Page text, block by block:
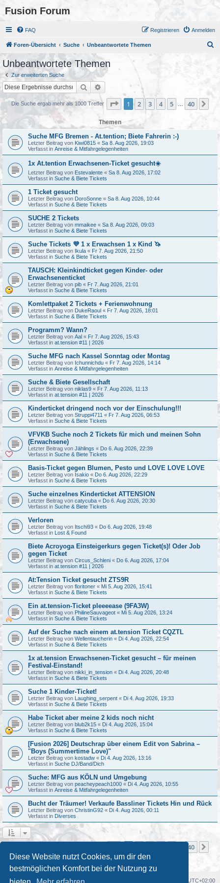
Diese Website nutzt Cookies, um dir den
bestmöglichen Komfort bei der Nutzung zu
Fusion Forum
FAQ Anmelden
Registrieren
Foren-Übersicht Suche Unbeantwortete Themen
Unbeantwortete Themen
Zur erweiterten Suche
Suche Erweiterte Suche
Die Suche ergab mehr als 1000 Treffer Seite 1von 40
1 2 3 4 5 40
Themen
Suche MFG Bremen - At.tention; Biete Fahrerin :-)
Letzter Beitrag von Kiwi0815 « Sa 8. Aug 2026, 19:03
Verfasst in Anreise & Mitfahrgelegenheiten
1x At.tention Erwachsenen-Ticket gesucht☀️
Letzter Beitrag von Estevalente « Sa 8. Aug 2026, 17:02
Verfasst in Suche & Biete Tickets
1 Ticket gesucht
Letzter Beitrag von DoroSonne « Sa 8. Aug 2026, 10:44
Verfasst in Suche & Biete Tickets
SUCHE 2 Tickets
Letzter Beitrag von mmaikee « Sa 8. Aug 2026, 09:03
Verfasst in Suche & Biete Tickets
Suche Tickets 💜 1 x Erwachsen 1 x Kind 🦄
Letzter Beitrag von Ikula « Fr 7. Aug 2026, 21:50
Verfasst in Suche & Biete Tickets
TAUSCH: Kleinkindticket gegen Kinder- oder
Erwachsenenticket
Letzter Beitrag von pib « Fr 7. Aug 2026, 21:01
Verfasst in Suche & Biete Tickets
Komlettpaket 2 Tickets + Ferienwohnung
Letzter Beitrag von DukeRaoul « Fr 7. Aug 2026, 18:01
Verfasst in Suche & Biete Tickets
Programm? Wann?
Letzter Beitrag von Aal « Fr 7. Aug 2026, 15:43
Verfasst in at.tension #11 | 2026
Suche MFG nach Kassel Sonntag oder Montag
Letzter Beitrag von Ichunnichdu « Fr 7. Aug 2026, 14:14
Verfasst in Anreise & Mitfahrgelegenheiten
Suche & Biete Gesellschaft
Letzter Beitrag von niklas9 « Fr 7. Aug 2026, 11:13
Verfasst in at.tension #11 | 2026
Kinderticket dringend noch vor der Einschulung!!!
Letzter Beitrag von Struppi4711 « Fr 7. Aug 2026, 06:53
Verfasst in Suche & Biete Tickets
VFVKB Suche noch 2 Tickets für mich und meinen Sohn
(Erwachsene)
Letzter Beitrag von Jählings « Do 6. Aug 2026, 22:39
Verfasst in Suche & Biete Tickets
Basis-Ticket gegen Blumen, Pesto und LOVE LOVE LOVE
Letzter Beitrag von Isakio « Do 6. Aug 2026, 22:29
Verfasst in Suche & Biete Tickets
Suche einzelnes Kinderticket ATTENSION
Letzter Beitrag von catycuba « Do 6. Aug 2026, 20:30
Verfasst in Suche & Biete Tickets
Verloren
Letzter Beitrag von Itschi93 « Do 6. Aug 2026, 19:48
Verfasst in Lost & Found
Biete Acroyoga Einsteigerkurs gegen Ticket(s)! Oder Job
gegen Ticket
Letzter Beitrag von Circus_Schleni « Do 6. Aug 2026, 17:04
Verfasst in at.tension #11 | 2026
At:Tension Ticket gesucht ZTS9R
Letzter Beitrag von floritoner « Mi 5. Aug 2026, 15:41
Verfasst in Suche & Biete Tickets
Ein at.tension-Ticket pleeeease (9FA3W)
Letzter Beitrag von PhilineSauvageot « Mi 5. Aug 2026, 13:24
Verfasst in Suche & Biete Tickets
Auf der Suche nach einem at.tension Ticket CQZTL
Letzter Beitrag von Wellentaucherin « Di 4. Aug 2026, 22:54
Verfasst in Suche & Biete Tickets
1x at.tension Erwachsenen-Ticket gesucht – für meinen
Festival-Einstand!
Letzter Beitrag von nikki_in_tension « Di 4. Aug 2026, 20:48
Verfasst in Suche & Biete Tickets
Suche 1 Kinder-Ticket!
Letzter Beitrag von Laughing_serpent « Di 4. Aug 2026, 19:33
Verfasst in Suche & Biete Tickets
Habe Ticket aber meine 2 kids noch nicht
Letzter Beitrag von blub2k15 « Di 4. Aug 2026, 15:04
Verfasst in Suche & Biete Tickets
[Fusion 2026] Deutschrap über einem Edit von Sabrina –
"Boys (Summertime Love)"
Letzter Beitrag von kostadw « Di 4. Aug 2026, 13:16
Verfasst in Suche DJ/Band/Dich
Suche: MFG aus KÖLN und Umgebung
Letzter Beitrag von peacheypeach1000 « Di 4. Aug 2026, 10:55
Verfasst in Anreise & Mitfahrgelegenheiten
Bucht der Träumer! Verkaufe Bassliner Tickets Hin und Rück
Letzter Beitrag von ChristinG92 « Di 4. Aug 2026, 00:11
Verfasst in Diverses
40
Foren-Übersicht UTC+02:00